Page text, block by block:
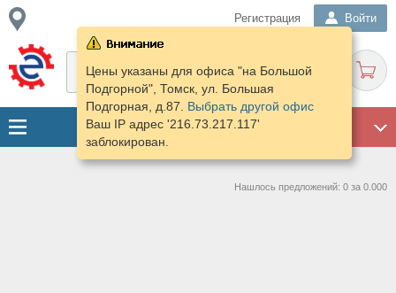
Регистрация Войти
Цены указаны для офиса "на Большой
Подгорной", Томск, ул. Большая
Подгорная, д.87. Выбрать другой офис
Ваш IP адрес '216.73.217.117'
заблокирован.
Нашлось предложений: 0 за 0.000